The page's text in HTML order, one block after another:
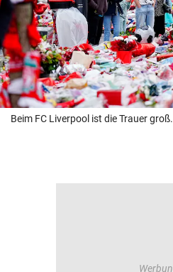
Beim FC Liverpool ist die Trauer groß.